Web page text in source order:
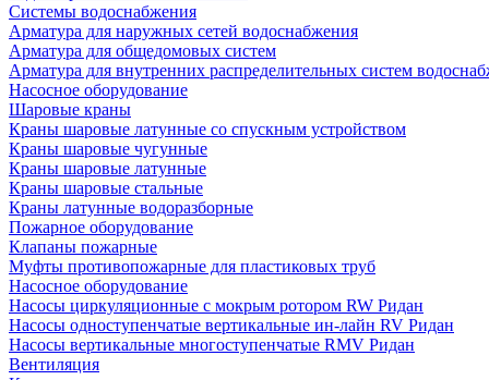
Системы водоснабжения
Арматура для наружных сетей водоснабжения
Арматура для общедомовых систем
Арматура для внутренних распределительных систем
Насосное оборудование
Шаровые краны
Краны шаровые латунные со спускным устройством
Краны шаровые чугунные
Краны шаровые латунные
Краны шаровые стальные
Краны латунные водоразборные
Пожарное оборудование
Клапаны пожарные
Муфты противопожарные для пластиковых труб
Насосное оборудование
Насосы циркуляционные с мокрым ротором RW Ридан
Насосы одноступенчатые вертикальные ин-лайн RV Ридан
Насосы вертикальные многоступенчатые RMV Ридан
Вентиляция